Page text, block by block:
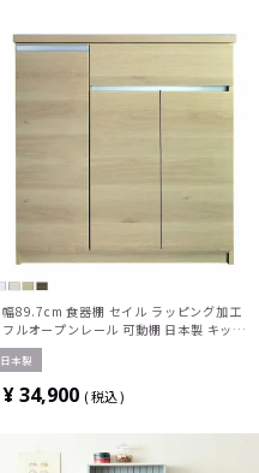
幅89.7cm 食器棚 セイル ラッピング加工
フルオープンレール 可動棚 日本製 キッチ
ンカウンター レンジ台 カップボード キッ
チンボード シンプル 完成品
日本製
¥34,900 税込